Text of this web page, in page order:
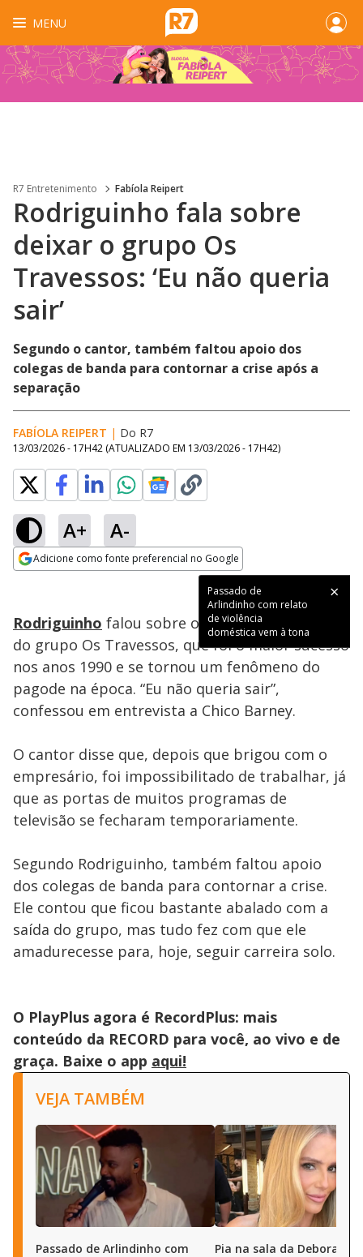
MENU
R7 Entretenimento Fabíola Reipert
Rodriguinho fala sobre
deixar o grupo Os
Travessos: ‘Eu não queria
sair’
Segundo o cantor, também faltou apoio dos
colegas de banda para contornar a crise após a
separação
FABÍOLA REIPERT | Do R7
13/03/2026 - 17H42 (ATUALIZADO EM 13/03/2026 - 17H42)
A+ A-
Adicione como fonte preferencial no Google
Passado de
Arlindinho com relato
de violência
doméstica vem à tona
Ativar
Loaded
59.15%
Rodriguinho falou sobre os bastidores da saída
do grupo Os Travessos, que foi o maior sucesso
nos anos 1990 e se tornou um fenômeno do
pagode na época. “Eu não queria sair”,
confessou em entrevista a Chico Barney.
O cantor disse que, depois que brigou com o
empresário, foi impossibilitado de trabalhar, já
que as portas de muitos programas de
televisão se fecharam temporariamente.
Segundo Rodriguinho, também faltou apoio
dos colegas de banda para contornar a crise.
Ele contou que ficou bastante abalado com a
saída do grupo, mas tudo fez com que ele
amadurecesse para, hoje, seguir carreira solo.
O PlayPlus agora é RecordPlus: mais
conteúdo da RECORD para você, ao vivo e de
graça. Baixe o app aqui!
VEJA TAMBÉM
Passado de Arlindinho com
Pia na sala da Deborah